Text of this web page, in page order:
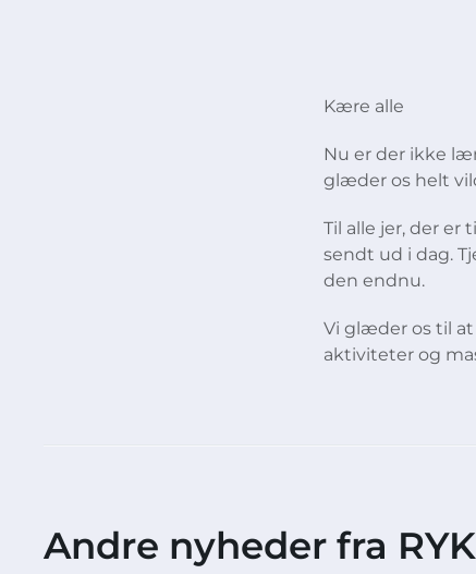
Kære alle
Nu er der ikke
glæder os helt
Til alle jer, der
sendt ud i dag.
den endnu.
Vi glæder os til
aktiviteter og
Andre nyheder fra RYK